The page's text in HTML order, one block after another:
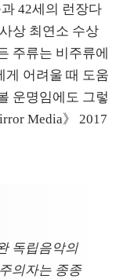
42세의 런장다
상 최연소 수상
주류는 비주류에
게 어려울 때 도움
운명임에도 그렇
Media》 2017
독립음악의
의자는 종종